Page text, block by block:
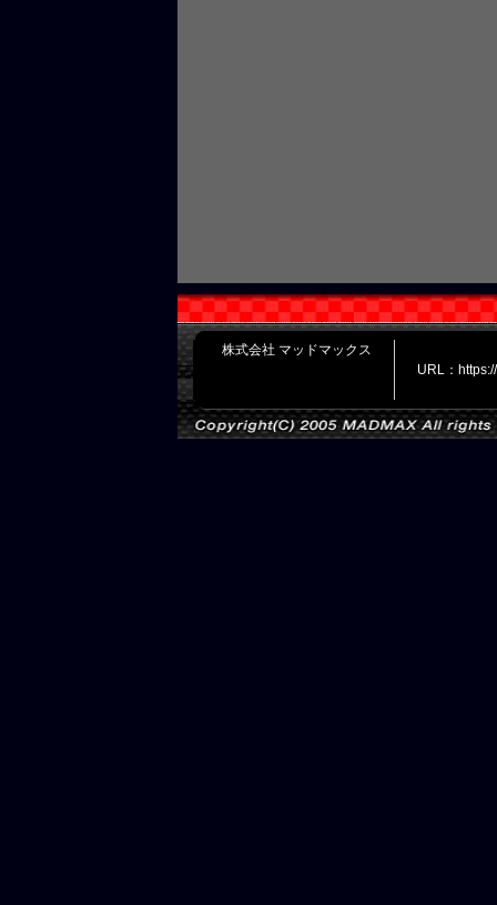
株式会社 マッドマックス
URL：